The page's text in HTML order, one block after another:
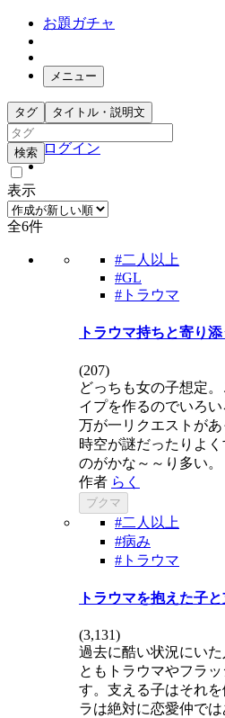
お題ガチャ
メニュー
お題箱
ガチャ検索
ログイン
タグ タイトル・説明文
検索
表示
全6件
#二人以上
#GL
#トラウマ
トラウマ持ちと寄り添
(207)
どっちも女の子想定
イプを作るのでいろ
万が一リクエストが
時空が謎だったりよ
のがかな～～り多い
作者 らく
ブクマ
#二人以上
#病み
#トラウマ
トラウマを抱えた子
(3,131)
過去に酷い状況にい
ともトラウマやフラ
す。支える子はそれ
ラは絶対に恋愛仲では